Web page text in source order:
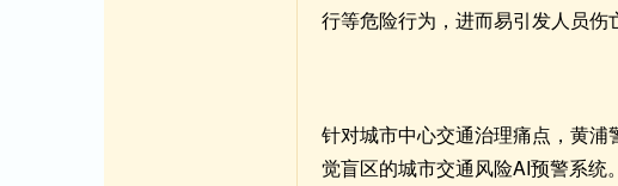
行等危险行为，进而易引发人员伤
针对城市中心交通治理痛点，黄
觉盲区的城市交通风险AI预警系